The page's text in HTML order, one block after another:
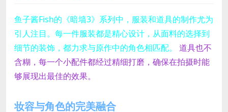
鱼子酱Fish的《暗墙3》系列中，服装和道具的制作尤为
引人注目。每一件服装都是精心设计，从面料的选择到
细节的装饰，都力求与原作中的角色相匹配。
道具也不
含糊，每一个小配件都经过精细打磨，确保在拍摄时能
够展现出最佳的效果。
妆容与角色的完美融合